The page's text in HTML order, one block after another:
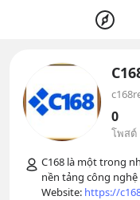
0
โพสต์
C168 là một trong
nền tảng công
Website: https://